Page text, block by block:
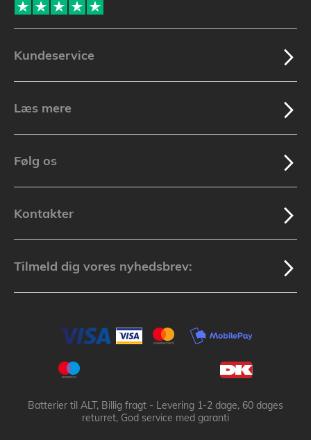
Kundeservice
Læs mere
Følg os
Kontakter
Tilmeld dig vores nyhedsbrev:
Batterier til ALT, Billig fragt - Levering 1-2 dage, 60 dages
returret, God service med garanti